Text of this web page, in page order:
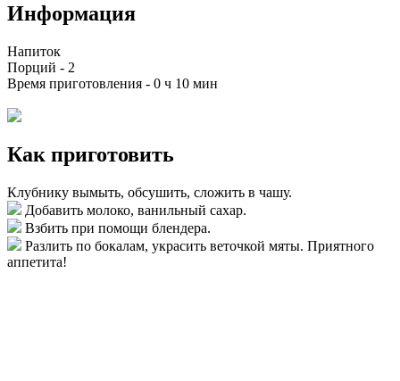
Информация
Напиток
Порций - 2
Время приготовления - 0 ч 10 мин
Как приготовить
Клубнику вымыть, обсушить, сложить в чашу.
Добавить молоко, ванильный сахар.
Взбить при помощи блендера.
Разлить по бокалам, украсить веточкой мяты. Приятного
аппетита!